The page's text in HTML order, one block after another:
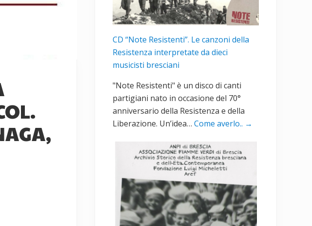
CD “Note Resistenti”. Le canzoni della
Resistenza interpretate da dieci
musicisti bresciani
"Note Resistenti" è un disco di canti
partigiani nato in occasione del 70°
anniversario della Resistenza e della
Liberazione. Un’idea… Come averlo.. →